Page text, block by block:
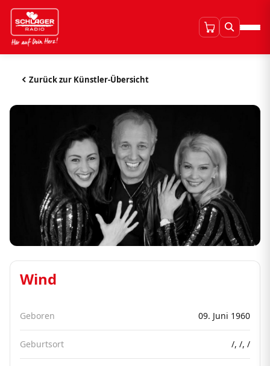
Zurück zur Künstler-Übersicht
Wind
Geboren 09. Juni 1960
Geburtsort /, /, /